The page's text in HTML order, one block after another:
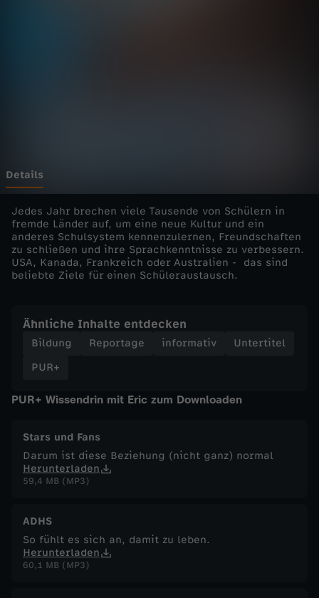
l
a
n
d
s
j
r
Details
Jedes Jahr brechen viele Tausende von Schülern in
fremde Länder auf, um eine neue Kultur und ein
anderes Schulsystem kennenzulernen, Freundschaften
zu schließen und ihre Sprachkenntnisse zu verbessern.
USA, Kanada, Frankreich oder Australien - das sind
beliebte Ziele für einen Schüleraustausch.
Ähnliche Inhalte entdecken
Bildung Reportage informativ
Untertitel
PUR+
PUR+ Wissendrin mit Eric zum Downloaden
Stars und Fans
Darum ist diese Beziehung (nicht ganz) normal
Herunterladen
59,4 MB (MP3)
ADHS
So fühlt es sich an, damit zu leben.
Herunterladen
60,1 MB (MP3)